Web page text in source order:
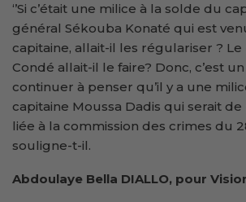
‘’Si c’était une milice à la solde du
général Sékouba Konaté qui est
capitaine, allait-il les régulariser ?
Condé allait-il le faire? Donc, c’est
continuer à penser qu’il y a une
capitaine Moussa Dadis qui serait
liée à la commission des crimes du
souligne-t-il.
Abdoulaye Bella DIALLO, pour